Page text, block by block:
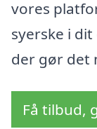
vores
syerske i
der gør det
Få tilbud,